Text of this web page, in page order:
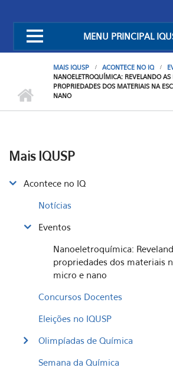
MENU PRINCIPAL
MAIS IQUSP ACONTECE NO IQ
NANOELETROQUÍMICA: REVELANDO AS
PROPRIEDADES DOS MATERIAIS NA
NANO
Mais IQUSP
Acontece no IQ
Notícias
Eventos
Nanoeletroquímica:
propriedades dos materiais
micro e nano
Concursos Docentes
Eleições no IQUSP
Olimpíadas de Química
Semana da Química